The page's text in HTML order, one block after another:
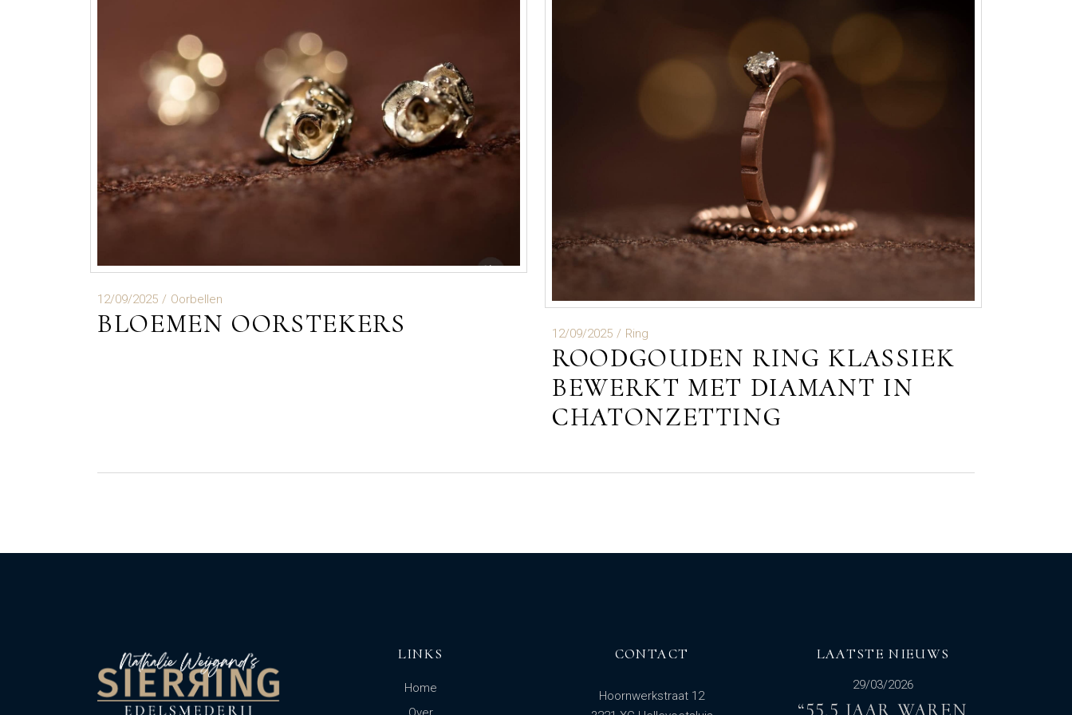
12/09/2025 Oorbellen
BLOEMEN OORSTEKERS 12/09/2025 Ring
ROODGOUDEN RING KLASSIEK
BEWERKT MET DIAMANT IN
CHATONZETTING
LINKS
Home
CONTACT
Hoornwerkstraat 12
LAATSTE NIEUWS
29/03/2026
“55,5 JAAR WAREN